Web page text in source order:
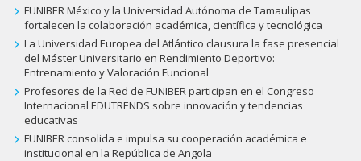
FUNIBER México y la Universidad Autónoma de Tamaulipas
fortalecen la colaboración académica, científica y tecnológica
La Universidad Europea del Atlántico clausura la fase presencial
del Máster Universitario en Rendimiento Deportivo:
Entrenamiento y Valoración Funcional
Profesores de la Red de FUNIBER participan en el Congreso
Internacional EDUTRENDS sobre innovación y tendencias
educativas
FUNIBER consolida e impulsa su cooperación académica e
institucional en la República de Angola